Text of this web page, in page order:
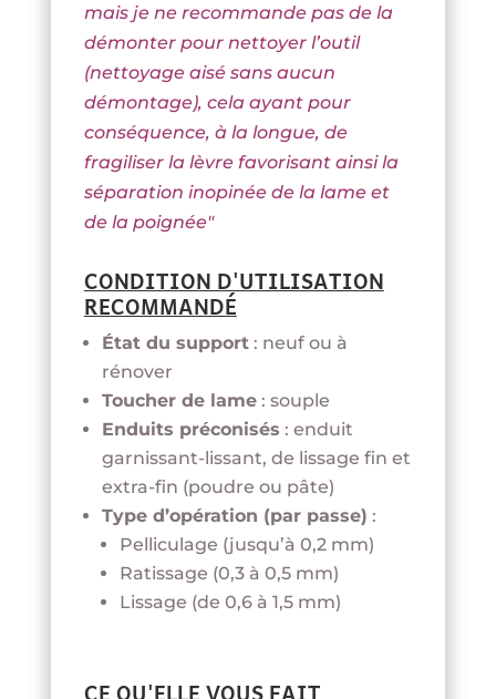
mais je ne recommande pas de la
démonter pour nettoyer l’outil
(nettoyage aisé sans aucun
démontage), cela ayant pour
conséquence, à la longue, de
fragiliser la lèvre favorisant ainsi la
séparation inopinée de la lame et
de la poignée"
CONDITION D'UTILISATION
RECOMMANDÉ
État du support: neuf ou à
rénover
Toucher de lame: souple
Enduits préconisés : enduit
garnissant-lissant, de lissage fin et
extra-fin (poudre ou pâte)
Type d’opération (par passe) :
Pelliculage (jusqu’à 0,2 mm)
Ratissage (0,3 à 0,5 mm)
Lissage (de 0,6 à 1,5 mm)
CE QU'ELLE VOUS FAIT